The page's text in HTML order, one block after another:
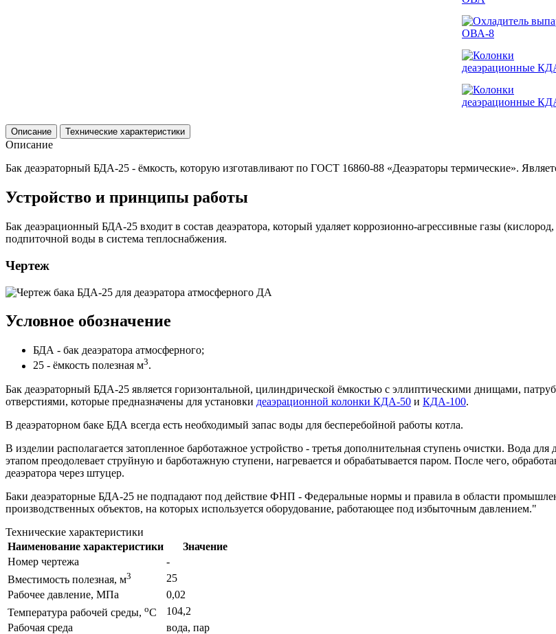
Описание Технические характеристики
Описание
Бак деаэраторный БДА-25 - ёмкость, которую изготавливают по ГОСТ 16860-88 «Деаэраторы термические».
Устройство и принципы работы
Бак деаэрационный БДА-25 входит в состав деаэратора, который удаляет коррозионно-агрессивные газы
подпиточной воды в система теплоснабжения.
Чертеж
Условное обозначение
БДА - бак деаэратора атмосферного;
25 - ёмкость полезная м3.
Бак деаэраторный БДА-25 является горизонтальной, цилиндрической ёмкостью с эллиптическими днищами,
отверстиями, которые предназначены для установки деаэрационной колонки КДА-50 и КДА-100.
В деаэраторном баке БДА всегда есть необходимый запас воды для бесперебойной работы котла.
В изделии располагается затопленное барботажное устройство - третья дополнительная ступень очистки. Вода
этапом преодолевает струйную и барботажную ступени, нагревается и обрабатывается паром. После чего,
деаэратора через штуцер.
Баки деаэраторные БДА-25 не подпадают под действие ФНП - Федеральные нормы и правила в области
производственных объектов, на которых используется оборудование, работающее под избыточным давлением."
Технические характеристики
Наименование характеристики
Значение
Номер чертежа
-
Вместимость полезная, м3
25
Рабочее давление, МПа
0,02
Температура рабочей среды, оС
104,2
Рабочая среда
вода, пар